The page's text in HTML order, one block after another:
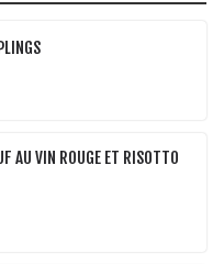
AU VIN ROUGE ET RISOTTO